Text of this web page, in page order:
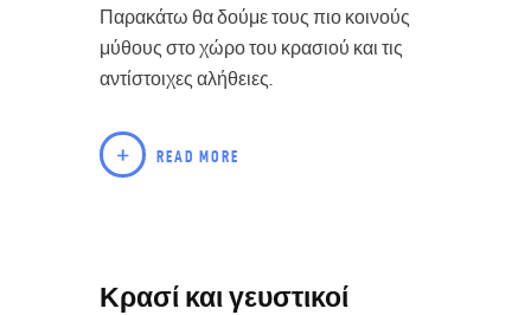
Παρακάτω θα δούμε τους πιο κοινούς
μύθους στο χώρο του κρασιού και τις
αντίστοιχες αλήθειες.
READ MORE
Κρασί και γευστικοί